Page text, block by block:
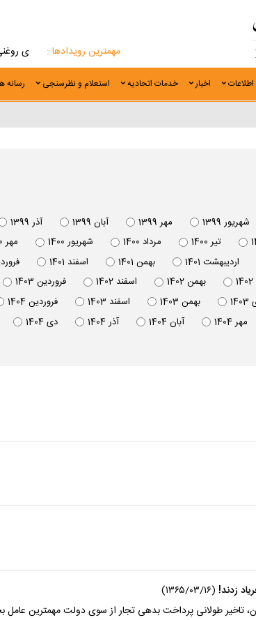
مهمترین رویدادها :
تحلیل اختصاصی/ نجات موقت دانه های روغنی
اخبار خدمات اتحادیه استعلام و نظرسنجی رسانه
شهريور 1399 مهر 1399 آبان 1399 آذر 1399
تير 1400 مرداد 1400 شهريور 1400 مهر 1400
ارديبهشت 1401 بهمن 1401 اسفند 1401
بهمن 1402 اسفند 1402 فروردين 1403
بهمن 1403 اسفند 1403 فروردين 1404
مهر 1404 آبان 1404 آذر 1404 دی 1404
(۱۳۶۵/۰۳/۱۶)
تاخیر طولانی پرداخت بدهی تجار از سوی دولت مهمترین